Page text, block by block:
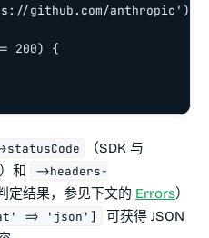
github.com/anthropic');
200) {
（SDK 与
和
->headers-
定结果，参见下文的 Errors）
=> 'json']
可获得 JSON